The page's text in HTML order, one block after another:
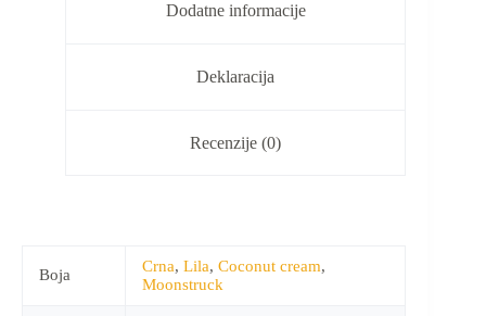
Dodatne informacije
Deklaracija
Recenzije (0)
Boja Crna, Lila, Coconut cream,
Moonstruck